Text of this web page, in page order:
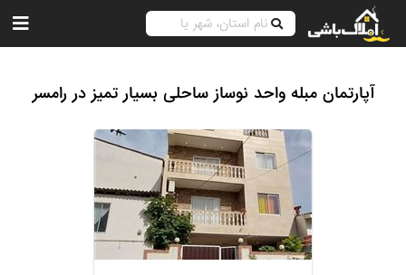
آپارتمان مبله واحد نوساز ساحلی بسیار تمیز در رامسر